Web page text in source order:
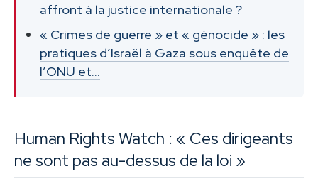
affront à la justice internationale ?
« Crimes de guerre » et « génocide » : les
pratiques d’Israël à Gaza sous enquête de
l’ONU et…
Human Rights Watch : « Ces dirigeants
ne sont pas au-dessus de la loi »